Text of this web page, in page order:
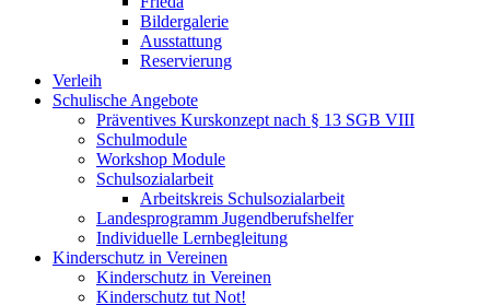
Bildergalerie
Ausstattung
Reservierung
Verleih
Schulische Angebote
Präventives Kurskonzept nach § 13 SGB VIII
Schulmodule
Workshop Module
Schulsozialarbeit
Arbeitskreis Schulsozialarbeit
Landesprogramm Jugendberufshelfer
Individuelle Lernbegleitung
Kinderschutz in Vereinen
Kinderschutz in Vereinen
Kinderschutz tut Not!